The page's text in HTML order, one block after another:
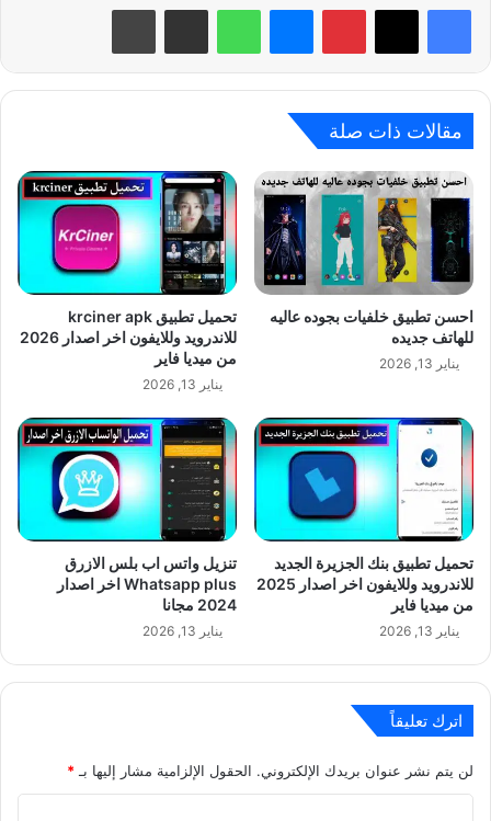
بينتيريست واتساب
مقالات ذات صلة
احسن تطبيق خلفيات بجوده عاليه
للهاتف جديده
يناير 13, 2026
تحميل تطبيق krciner apk
للاندرويد وللايفون اخر اصدار 2026
من ميديا فاير
يناير 13, 2026
تحميل تطبيق بنك الجزيرة الجديد
للاندرويد وللايفون اخر اصدار 2025
من ميديا فاير
يناير 13, 2026
تنزيل واتس اب بلس الازرق
Whatsapp plus اخر اصدار
2024 مجانا
يناير 13, 2026
اترك تعليقاً
لن يتم نشر عنوان بريدك الإلكتروني. الحقول الإلزامية مشار إليها بـ *